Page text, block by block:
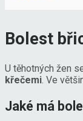
Bolest
U těhotných žen
křečemi . Ve
Jaké má